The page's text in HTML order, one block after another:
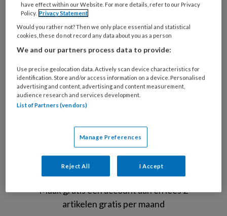
Foto: Adobestock/New Africa
Marije
REGISTREREN
Wil je dit artikel lezen?
Maak gratis een account aan en lees 2
artikelen gratis per maand
have effect within our Website. For more details, refer to our Privacy
Policy. Privacy Statement
Would you rather not? Then we only place essential and statistical
cookies, these do not record any data about you as a person
We and our partners process data to provide:
Use precise geolocation data. Actively scan device characteristics for
identification. Store and/or access information on a device. Personalised
advertising and content, advertising and content measurement,
audience research and services development.
List of Partners (vendors)
Manage Preferences
Reject All I Accept